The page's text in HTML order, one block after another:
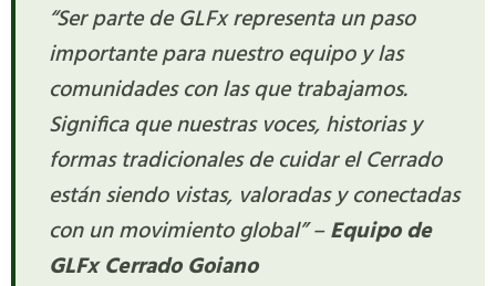
“Ser parte de GLFx representa un paso
importante para nuestro equipo y las
comunidades con las que trabajamos.
Significa que nuestras voces, historias y
formas tradicionales de cuidar el Cerrado
están siendo vistas, valoradas y conectadas
con un movimiento global” –Equipo de
GLFx Cerrado Goiano